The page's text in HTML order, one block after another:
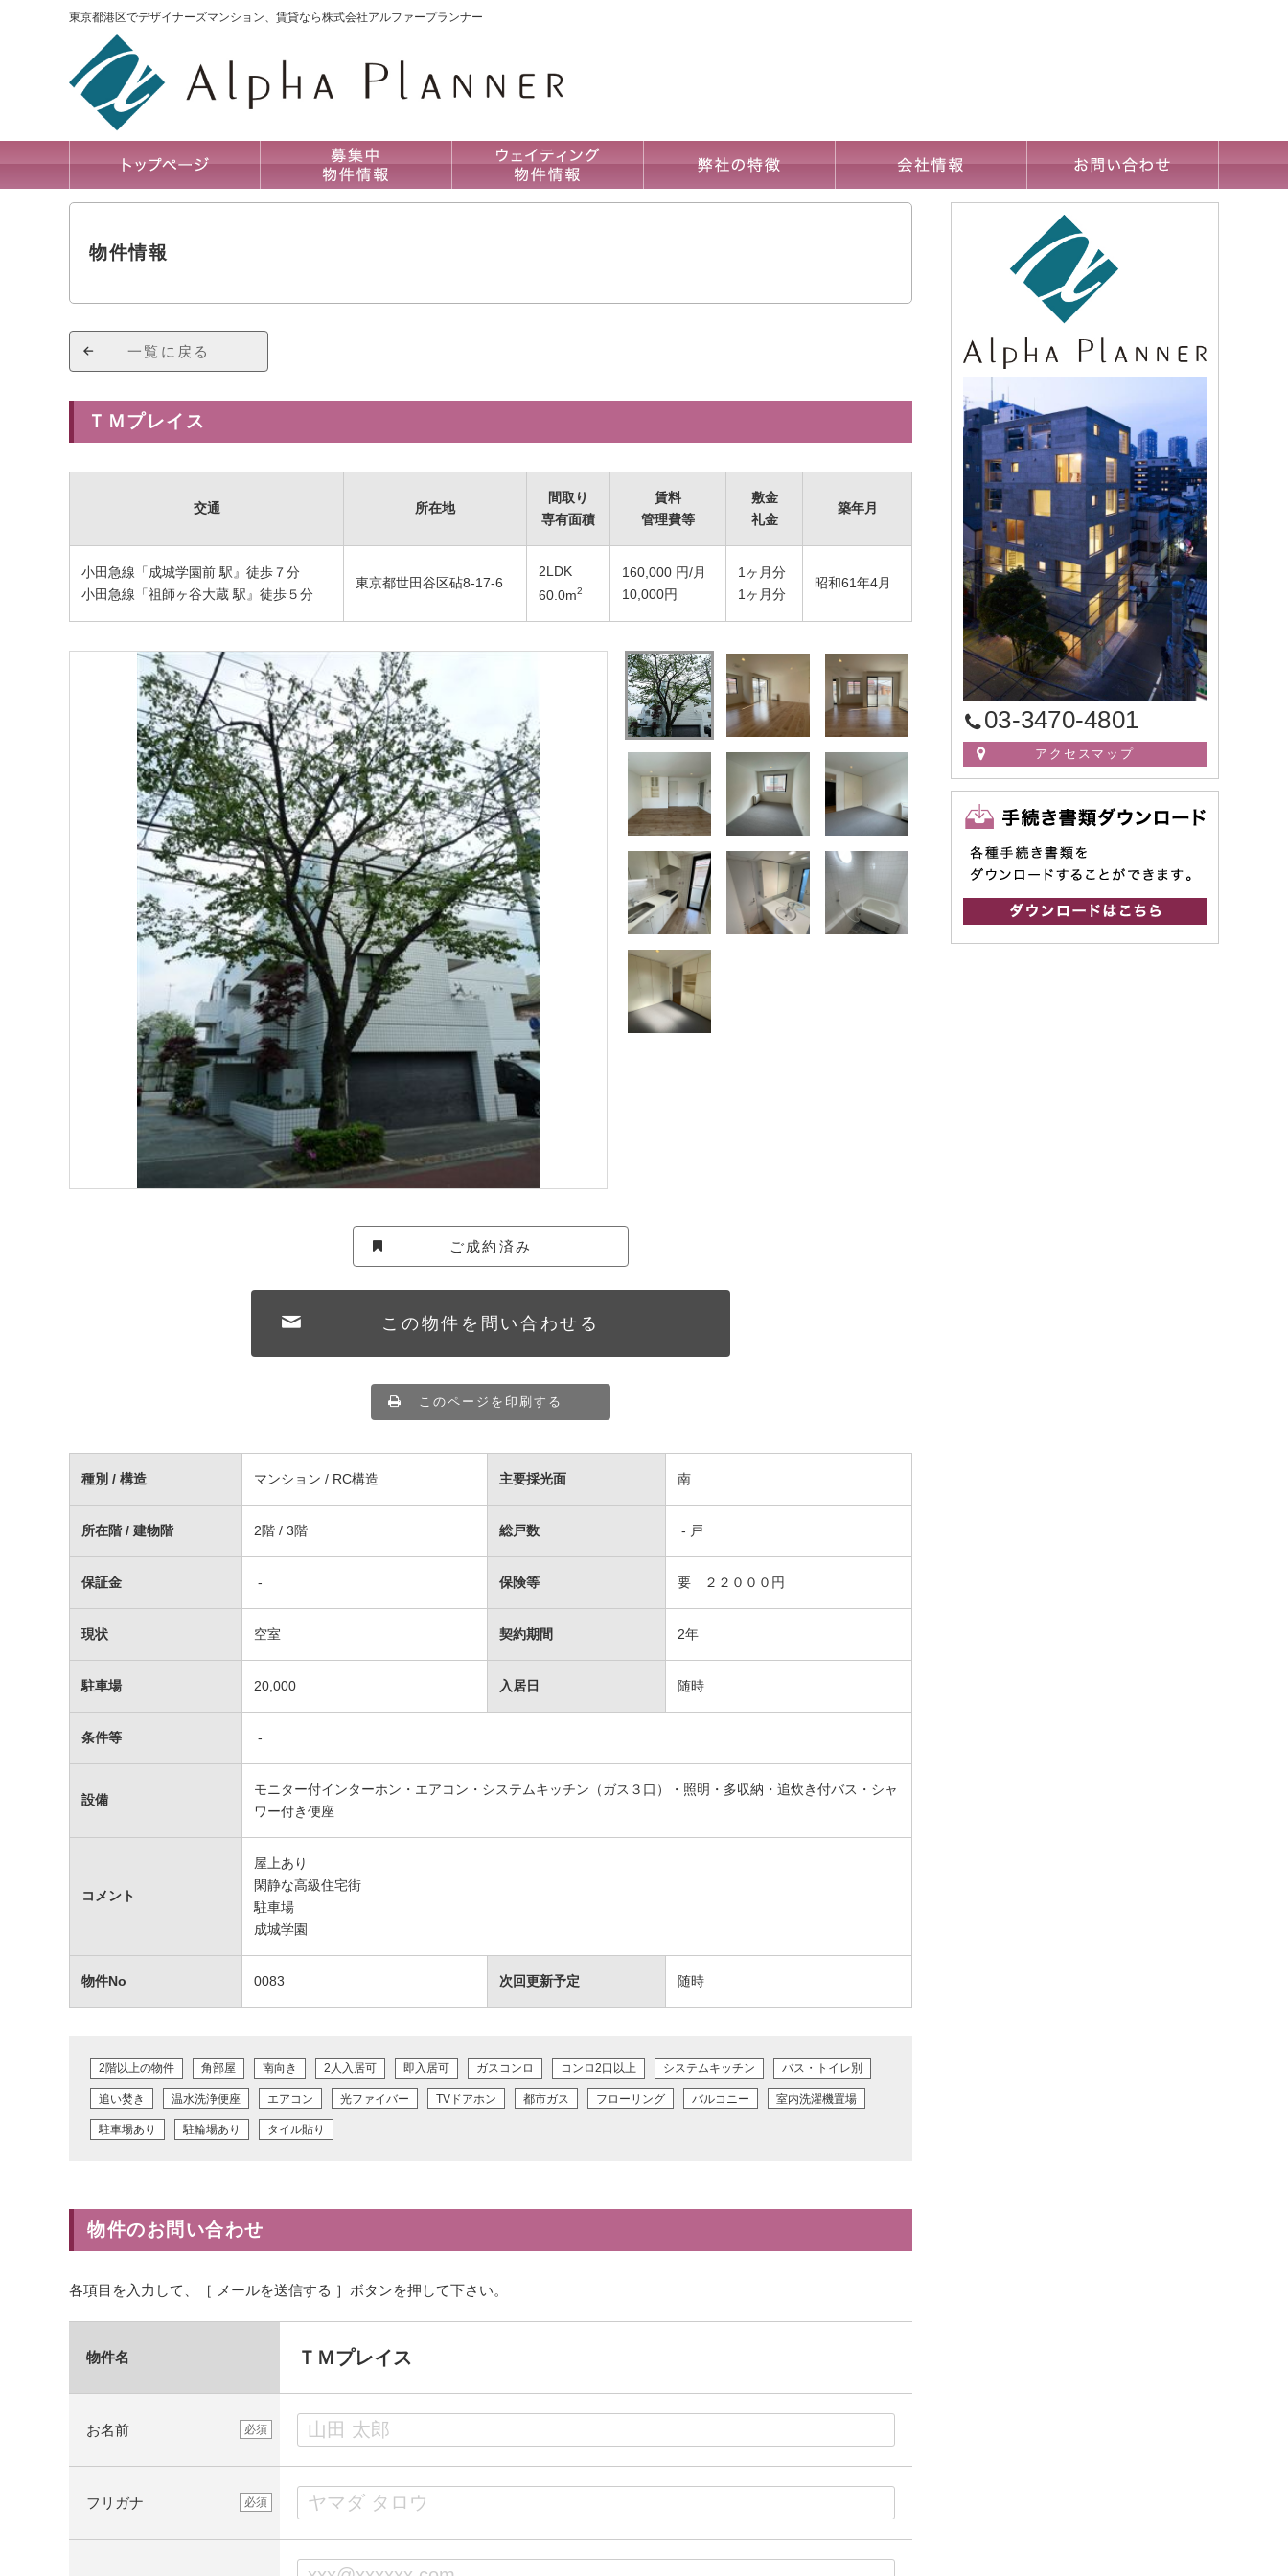
東京都港区でデザイナーズマンション、賃貸なら株式会社アルファープランナー
物件情報
一覧に戻る
ＴＭプレイス
交通 所在地
間取り
専有面積
賃料
管理費等
敷金
礼金
築年月
小田急線「成城学園前 駅』徒歩７分
小田急線「祖師ヶ谷大蔵 駅』徒歩５分
東京都世田谷区砧8-17-6
2LDK
60.0m2
160,000 円/月
10,000円
1ヶ月分
1ヶ月分
昭和61年4月
ご成約済み
この物件を問い合わせる
このページを印刷する
種別 / 構造 マンション / RC構造 主要採光面 南
所在階 / 建物階 2階 / 3階 総戸数 - 戸
保証金 - 保険等 要 ２２０００円
現状 空室 契約期間 2年
駐車場 20,000 入居日 随時
条件等 -
設備
モニター付インターホン・エアコン・システムキッチン（ガス３口）・照明・多収納・追炊き付バス・シャ
ワー付き便座
コメント
屋上あり
閑静な高級住宅街
駐車場
成城学園
物件No 0083 次回更新予定 随時
2階以上の物件 角部屋 南向き 2人入居可 即入居可 ガスコンロ コンロ2口以上 システムキッチン バス・トイレ別
追い焚き 温水洗浄便座 エアコン 光ファイバー TVドアホン 都市ガス フローリング バルコニー 室内洗濯機置場
駐車場あり 駐輪場あり タイル貼り
物件のお問い合わせ
各項目を入力して、［ メールを送信する ］ボタンを押して下さい。
物件名 ＴＭプレイス
お名前 必須
フリガナ 必須
03-3470-4801
アクセスマップ